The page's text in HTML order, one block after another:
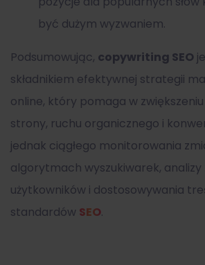
być dużym wyzwaniem.
Podsumowując, copywriting SEO
składnikiem efektywnej strategii
online, który pomaga w
strony, ruchu organicznego i
jednak ciągłego monitorowania
algorytmach wyszukiwarek,
użytkowników i dostosowywania
standardów SEO.